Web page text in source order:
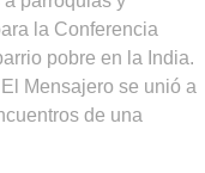
la Conferencia
pobre en la India.
Mensajero se unió a
de una